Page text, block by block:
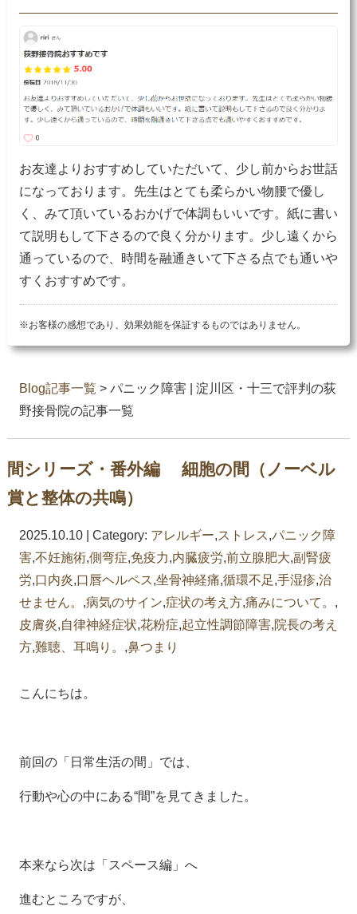
お友達よりおすすめしていただいて、少し前からお世話
になっております。先生はとても柔らかい物腰で優し
く、みて頂いているおかげで体調もいいです。紙に書い
て説明もして下さるので良く分かります。少し遠くから
通っているので、時間を融通きいて下さる点でも通いや
すくおすすめです。
※お客様の感想であり、効果効能を保証するものではありません。
Blog記事一覧 > パニック障害 | 淀川区・十三で評判の荻
野接骨院の記事一覧
間シリーズ・番外編 細胞の間（ノーベル
賞と整体の共鳴）
2025.10.10 | Category: アレルギー,ストレス,パニック障
害,不妊施術,側弯症,免疫力,内臓疲労,前立腺肥大,副腎疲
労,口内炎,口唇ヘルペス,坐骨神経痛,循環不足,手湿疹,治
せません。 ,病気のサイン,症状の考え方,痛みについて。 ,
皮膚炎,自律神経症状,花粉症,起立性調節障害,院長の考え
方,難聴、耳鳴り。 ,鼻つまり
こんにちは。
前回の「日常生活の間」では、
行動や心の中にある“間”を見てきました。
本来なら次は「スペース編」へ
進むところですが、